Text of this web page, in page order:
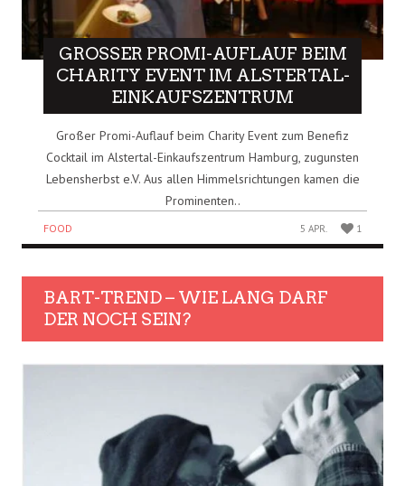
GROSSER PROMI-AUFLAUF BEIM C
HARITY EVENT IM ALSTERTAL-E
INKAUFSZENTRUM
Großer Promi-Auflauf beim Charity Event zum Benefiz
Cocktail im Alstertal-Einkaufszentrum Hamburg, zugunsten
Lebensherbst e.V. Aus allen Himmelsrichtungen kamen die
Prominenten..
FOOD 5 APR. 1
BART-TREND – WIE LANG DARF
DER NOCH SEIN?